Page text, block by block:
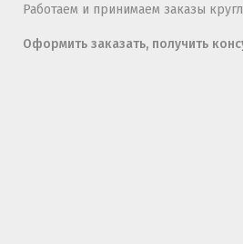
Работаем и принимаем заказы
Оформить заказать, получить